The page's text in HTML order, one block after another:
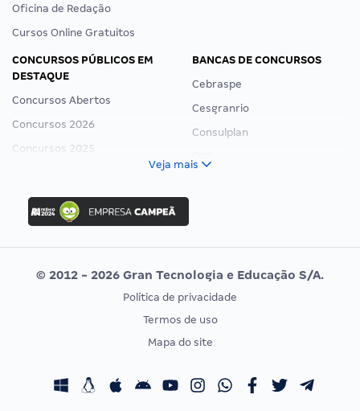
Oficina de Redação
Cursos Online Gratuitos
CONCURSOS PÚBLICOS EM
DESTAQUE
Concursos Abertos
Concursos 2026
Concursos 2025
Concurso Ibama
Concurso MPU
Editais publicados
BANCAS DE CONCURSOS
Cebraspe
Cesgranrio
Consulplan
Vunesp
CONCURSOS POR PROFISSÃO
Concursos Fiscais
EXAME DE ORDEM
Calendário OAB
Veja mais
© 2012 - 2026 Gran Tecnologia e Educação S/A.
Política de privacidade
Termos de uso
Mapa do site